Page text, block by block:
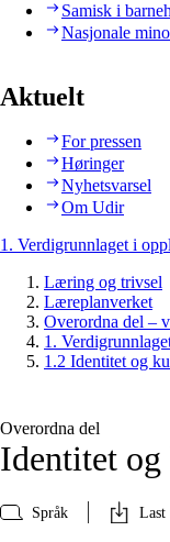
Samisk i
Nasjonale
Aktuelt
For pressen
Høringer
Nyhetsvarsel
Om Udir
1. Verdigrunnlaget i
Læring og trivsel
Læreplanverket
Overordna del –
1.
1.2 Identitet og
Overordna del
Identitet
Språk Last